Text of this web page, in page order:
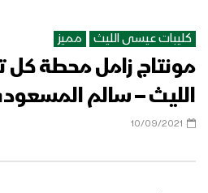
زامل قوم طالوت |
كليبات عيسى الليث مميز
مونتاج زامل محطة
الليث – سالم المسعودي –
10/09/2021